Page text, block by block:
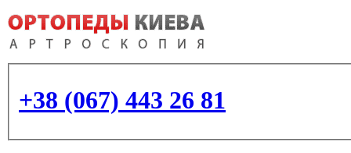
+38 (067) 443 26 81